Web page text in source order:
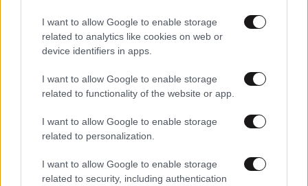
I want to allow Google to enable storage
related to analytics like cookies on web or
device identifiers in apps.
I want to allow Google to enable storage
related to functionality of the website or app.
I want to allow Google to enable storage
related to personalization.
I want to allow Google to enable storage
related to security, including authentication
τηλεοπτικές άδειες